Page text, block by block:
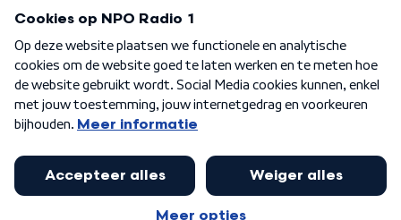
Algemene voorwaarden Privacybeleid